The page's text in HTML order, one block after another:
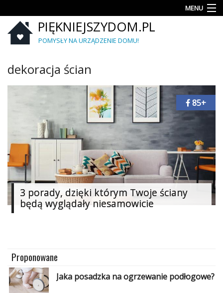
MENU
Aranżacje
wnętrz
Sypialnia
Zrób
to
sam
Ogród
Dekoracje
gadżety
Pokój
dziecięcy
PIĘKNIEJSZYDOM.PL
POMYSŁY NA URZĄDZENIE DOMU!
dekoracja ścian
3 porady, dzięki którym Twoje ściany
będą wyglądały niesamowicie
85+
Proponowane
Jaka posadzka na ogrzewanie podłogowe?